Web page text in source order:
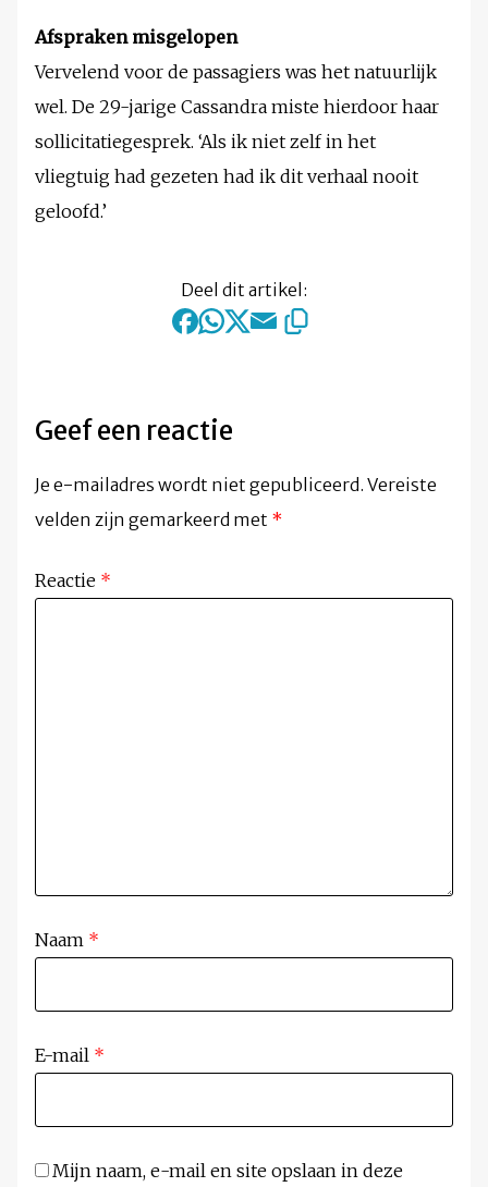
Afspraken misgelopen
Vervelend voor de passagiers was het natuurlijk
wel. De 29-jarige Cassandra miste hierdoor haar
sollicitatiegesprek. ‘Als ik niet zelf in het
vliegtuig had gezeten had ik dit verhaal nooit
geloofd.’
Deel dit artikel:
Geef een reactie
Je e-mailadres wordt niet gepubliceerd. Vereiste
velden zijn gemarkeerd met *
Reactie *
Naam *
E-mail *
Mijn naam, e-mail en site opslaan in deze